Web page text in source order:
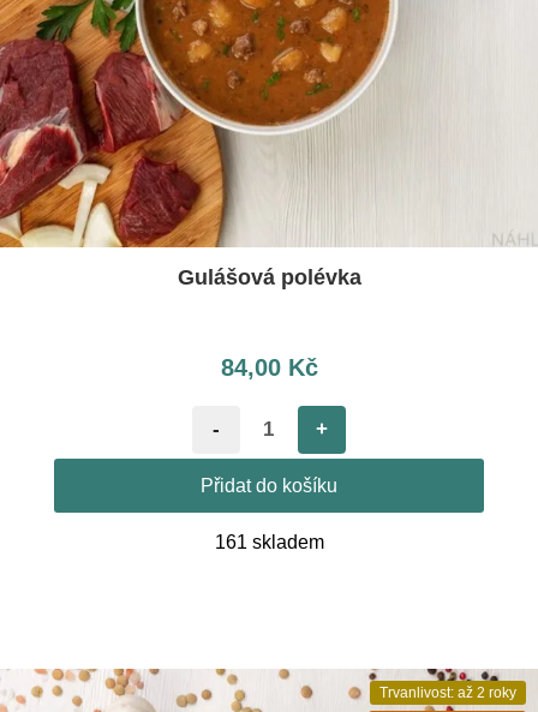
Gulášová polévka
84,00 Kč
- +
Přidat do košíku
161 skladem
Trvanlivost: až 2 roky